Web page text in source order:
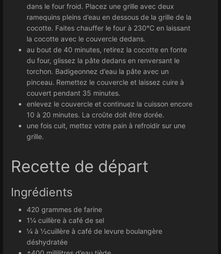
dans le four froid. Placez une grille avec deux
ramequins pleins d’eau en dessous de la grille de la
cocotte. Faites chauffer le four à 230°C en laissant
la cocotte avec le couvercle dedans.
au bout de 40 minutes, retirez la cocotte en fonte
du four, glissez la pâte dedans en renversant le
torchon. Badigeonnez d’eau la pâte avec un
pinceau. Remettez le couvercle et laissez cuire à
couvert pendant 35 minutes.
enlevez le couvercle et continuez la cuisson encore
10 à 20 minutes. La croûte doit être dorée.
une fois cuit, mettez votre pain à refroidir sur une
grille.
Recette de départ
Ingrédients
420 grammes de farine
1¼ cuillère à café de sel
¼ à ½cuillère à café de levure boulangère
déshydratée